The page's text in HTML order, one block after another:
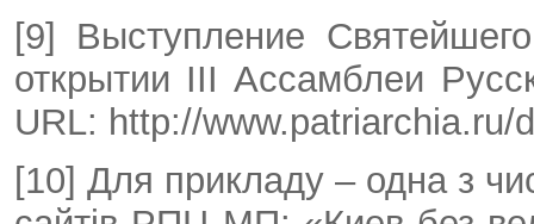
[9] Выступление
открытии III Ассамблеи
URL: http://www.patriarchia.ru/
[10] Для прикладу – одна з